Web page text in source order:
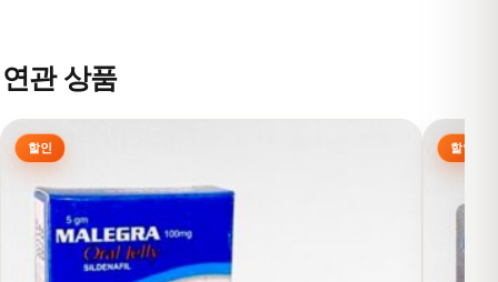
연관 상품
여러 상품 옵션이 이 상품에 있습니다. 상품 페이지에서 옵션
여러